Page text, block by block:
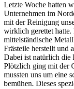
Letzte Woche hatten
Unternehmen im
mit der Reinigung
wirklich gerettet
mittelständische
Frästeile herstellt und
Dabei ist natürlich die
Plötzlich ging mit der
mussten uns um eine
bemühen. Dieses